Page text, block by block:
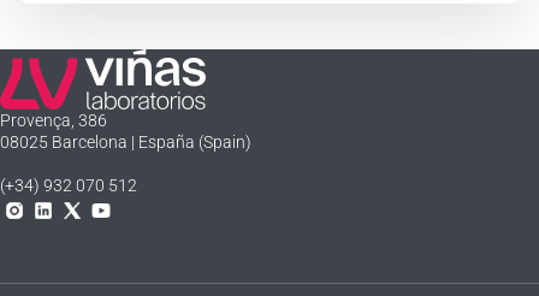
Laboratorios Viñas
Provença, 386
08025 Barcelona | España (Spain)
(+34) 932 070 512
Instagram
Linkedln
X YouTube